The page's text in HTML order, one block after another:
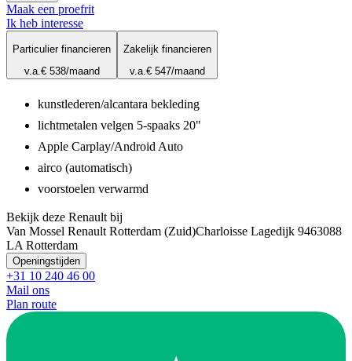
Maak een proefrit
Ik heb interesse
Particulier financieren
v.a.€ 538/maand
Zakelijk financieren
v.a.€ 547/maand
kunstlederen/alcantara bekleding
lichtmetalen velgen 5-spaaks 20"
Apple Carplay/Android Auto
airco (automatisch)
voorstoelen verwarmd
Bekijk deze Renault bij
Van Mossel Renault Rotterdam (Zuid)Charloisse Lagedijk 9463088
LA Rotterdam
Openingstijden
+31 10 240 46 00
Mail ons
Plan route